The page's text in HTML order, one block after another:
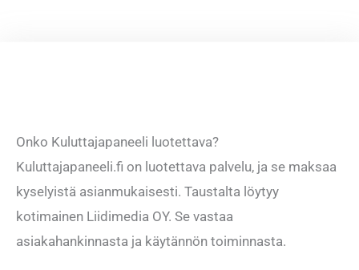
Onko Kuluttajapaneeli luotettava?
Kuluttajapaneeli.fi on luotettava palvelu, ja se maksaa
kyselyistä asianmukaisesti. Taustalta löytyy
kotimainen Liidimedia OY. Se vastaa
asiakahankinnasta ja käytännön toiminnasta.